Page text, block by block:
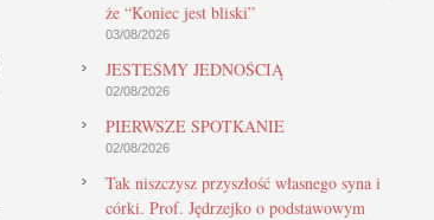
że “Koniec jest bliski”
03/08/2026
JESTEŚMY JEDNOŚCIĄ
02/08/2026
PIERWSZE SPOTKANIE
02/08/2026
Tak niszczysz przyszłość własnego syna i
córki. Prof. Jędrzejko o podstawowym